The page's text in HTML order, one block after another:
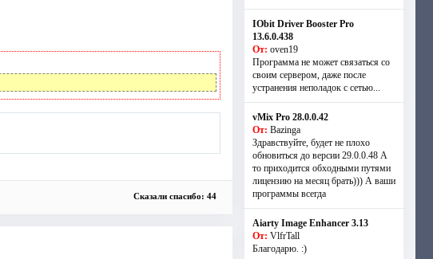
Сказали спасибо: 44
IObit Driver Booster Pro
13.6.0.438
От: oven19
Программа не может связаться со
своим сервером, даже после
устранения неполадок с сетью...
vMix Pro 28.0.0.42
От: Bazinga
Здравствуйте, будет не плохо
обновиться до версии 29.0.0.48 А
то приходится обходными путями
лицензию на месяц брать))) А ваши
программы всегда
Aiarty Image Enhancer 3.13
От: VlfrTall
Благодарю. :)